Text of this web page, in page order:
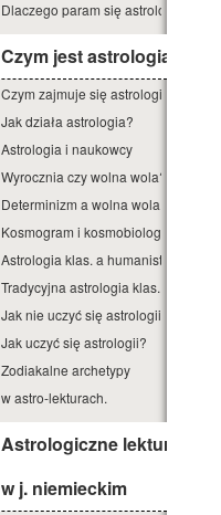
Dlaczego param się astrologią?
Czym jest astrologia?
Czym zajmuje się astrologia?
Jak działa astrologia?
Astrologia i naukowcy
Wyrocznia czy wolna wola?
Determinizm a wolna wola.
Kosmogram i kosmobiologia.
Astrologia klas. a humanist.
Tradycyjna astrologia klas.
Jak nie uczyć się astrologii.
Jak uczyć się astrologii?
Zodiakalne archetypy
w astro-lekturach.
Astrologiczne lektury
w j. niemieckim